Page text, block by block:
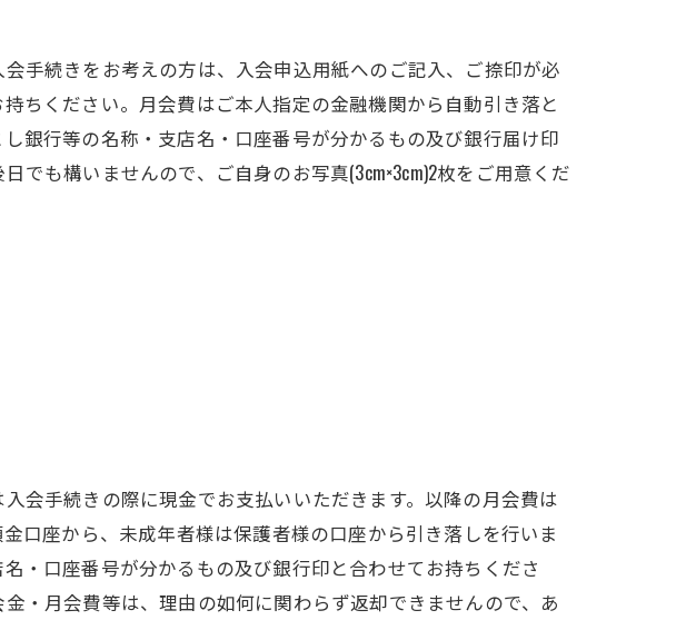
手続きをお考えの方は、入会申込用紙へのご記入、ご捺印が必
ちください。月会費はご本人指定の金融機関から自動引き落と
銀行等の名称・支店名・口座番号が分かるもの及び銀行届け印
でも構いませんので、ご自身のお写真(3cm×3cm)2枚をご用意くだ
会手続きの際に現金でお支払いいただきます。以降の月会費は
口座から、未成年者様は保護者様の口座から引き落しを行いま
・口座番号が分かるもの及び銀行印と合わせてお持ちくださ
・月会費等は、理由の如何に関わらず返却できませんので、あ